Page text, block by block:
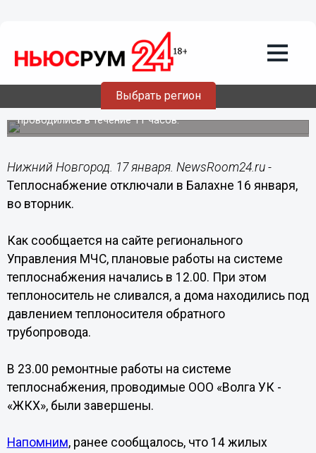
Выбрать регион
17.01.201809:00
Теплоснабжение отключали в Балахне
16 января
Плановые работы на системе теплоснабжения
проводились в течение 11 часов.
Нижний Новгород. 17 января. NewsRoom24.ru -
Теплоснабжение отключали в Балахне 16 января,
во вторник.
Как сообщается на сайте регионального
Управления МЧС, плановые работы на системе
теплоснабжения начались в 12.00. При этом
теплоноситель не сливался, а дома находились под
давлением теплоносителя обратного
трубопровода.
В 23.00 ремонтные работы на системе
теплоснабжения, проводимые ООО «Волга УК -
«ЖКХ», были завершены.
Напомним, ранее сообщалось, что 14 жилых